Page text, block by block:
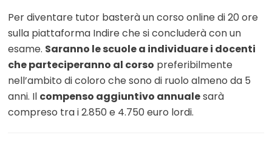
Per diventare tutor basterà un corso online di 20 ore
sulla piattaforma Indire che si concluderà con un
esame. Saranno le scuole a individuare i docenti
che parteciperanno al corso preferibilmente
nell’ambito di coloro che sono di ruolo almeno da 5
anni. Il compenso aggiuntivo annualesarà
compreso tra i 2.850 e 4.750 euro lordi.